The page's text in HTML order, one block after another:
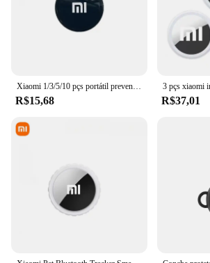
applications. With sets available for
trackers are not only a reliable tool
investment in safety and peace of
the convenience and efficiency of
tracking capabilities. Xiaomi 1/3/5/10 pçs portátil prevenção de perda bluetooth 4.0 rastreador crianças pet carteira chave localizador gps rastreador mini localizador inteligente
R$15,68 R$37,01